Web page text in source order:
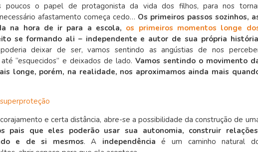
poucos o papel de protagonista da vida dos filhos, para nos
afastamento começa cedo… Os primeiros passos sozinhos,
na hora de ir para a escola, os primeiros momentos longe
se formando ali – independente e autor de sua própria história
deixar de ser, vamos sentindo as angústias de nos
“esquecidos” e deixados de lado. Vamos sentindo o movimento
longe, porém, na realidade, nos aproximamos ainda mais
e certa distância, abre-se a possibilidade da construção de
pais que eles poderão usar sua autonomia, construir
e de si mesmos. A independênciaé um caminho natural